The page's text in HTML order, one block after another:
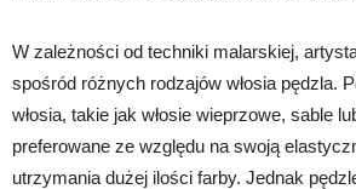
W zależności od techniki malarskiej,
spośród różnych rodzajów włosia pędzla.
włosia, takie jak włosie wieprzowe, sable
preferowane ze względu na swoją
utrzymania dużej ilości farby. Jednak